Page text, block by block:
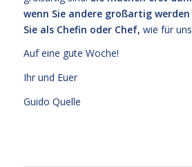
wenn Sie andere großartig
Sie als Chefin oder Chef, wie für
Auf eine gute Woche!
Ihr und Euer
Guido Quelle